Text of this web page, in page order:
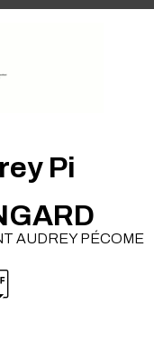
Pi
AUDREY PÉCOME